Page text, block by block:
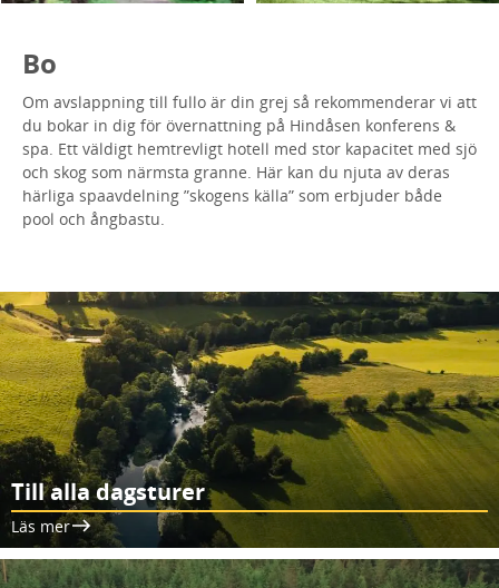
Bo
Om avslappning till fullo är din grej så rekommenderar vi att
du bokar in dig för övernattning på Hindåsen konferens &
spa. Ett väldigt hemtrevligt hotell med stor kapacitet med sjö
och skog som närmsta granne. Här kan du njuta av deras
härliga spaavdelning ”skogens källa” som erbjuder både
pool och ångbastu.
Till alla dagsturer
Läs mer